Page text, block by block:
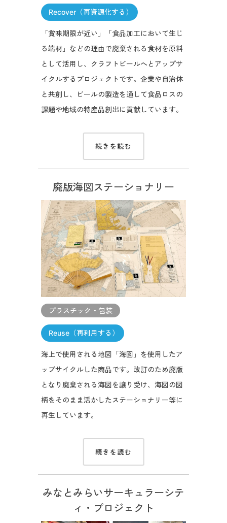
Recover（再資源化する）
「賞味期限が近い」「食品加工において生じ
る端材」などの理由で廃棄される食材を原料
として活用し、クラフトビールへとアップサ
イクルするプロジェクトです。企業や自治体
と共創し、ビールの製造を通して食品ロスの
課題や地域の特産品創出に貢献しています。
続きを読む
廃版海図ステーショナリー
プラスチック・包装
Reuse（再利用する）
海上で使用される地図「海図」を使用したア
ップサイクルした商品です。改訂のため廃版
となり廃棄される海図を譲り受け、海図の図
柄をそのまま活かしたステーショナリー等に
再生しています。
続きを読む
みなとみらいサーキュラーシテ
ィ・プロジェクト